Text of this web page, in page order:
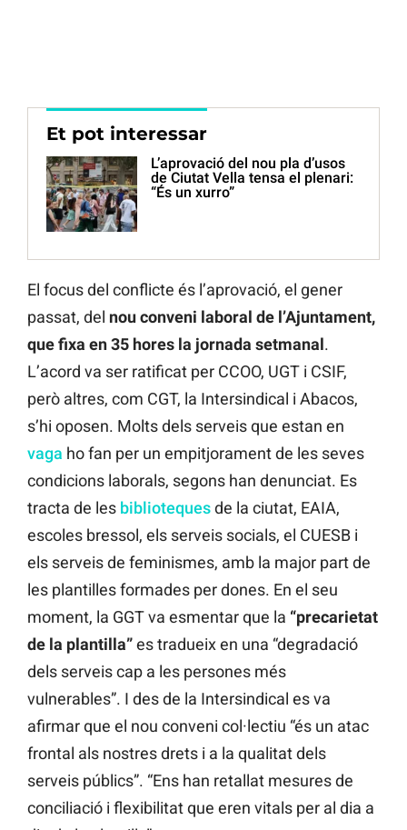
Et pot interessar
L’aprovació del nou pla d’usos
de Ciutat Vella tensa el plenari:
“És un xurro”
El focus del conflicte és l’aprovació, el gener
passat, del nou conveni laboral de l’Ajuntament,
que fixa en 35 hores la jornada setmanal.
L’acord va ser ratificat per CCOO, UGT i CSIF,
però altres, com CGT, la Intersindical i Abacos,
s’hi oposen. Molts dels serveis que estan en
vaga ho fan per un empitjorament de les seves
condicions laborals, segons han denunciat. Es
tracta de les bibliotequesde la ciutat, EAIA,
escoles bressol, els serveis socials, el CUESB i
els serveis de feminismes, amb la major part de
les plantilles formades per dones. En el seu
moment, la GGT va esmentar que la “precarietat
de la plantilla”es tradueix en una “degradació
dels serveis cap a les persones més
vulnerables”. I des de la Intersindical es va
afirmar que el nou conveni col·lectiu “és un atac
frontal als nostres drets i a la qualitat dels
serveis públics”. “Ens han retallat mesures de
conciliació i flexibilitat que eren vitals per al dia a